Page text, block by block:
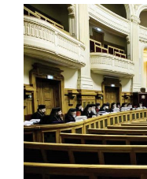
2014
2013
2012
2011
2010
2009